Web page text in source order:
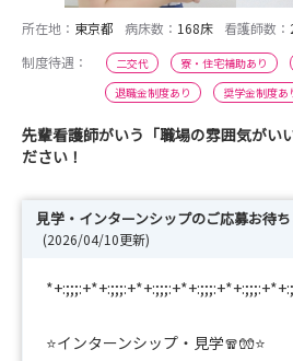
所在地： 東京都 病床数： 168床 看護師数：
制度待遇：
二交代 寮・住宅補助あり
退職金制度あり
奨学金制度あ
先輩看護師がいう「職場の雰囲気がい
ださい！
見学・インターンシップのご応募お待ち
(2026/04/10更新)
⭐インターンシップ・見学🧣🧤⭐